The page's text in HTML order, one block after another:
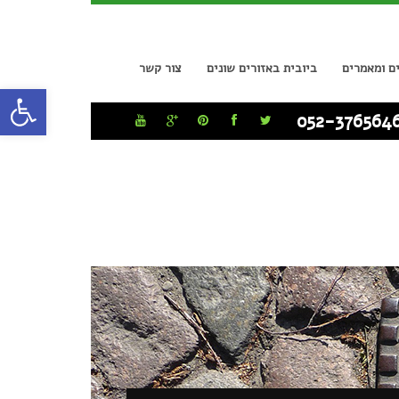
ומאמרים ביובית באזורים שונים צור קשר
052-
פתח